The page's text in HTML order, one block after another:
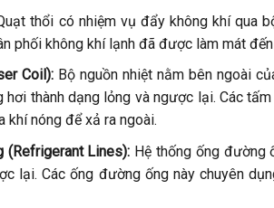
thổi có nhiệm vụ đẩy không khí qua
phối không khí lạnh đã được làm mát
Coil): Bộ nguồn nhiệt nằm bên ngoài
hơi thành dạng lỏng và ngược lại. Các
khí nóng để xả ra ngoài.
(Refrigerant Lines): Hệ thống ống đường
lại. Các ống đường ống này chuyên